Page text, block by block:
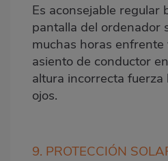
Es aconsejable regular
pantalla del ordenador
muchas horas
asiento de conductor
altura incorrecta fuerza
ojos.
9. PROTECCIÓN